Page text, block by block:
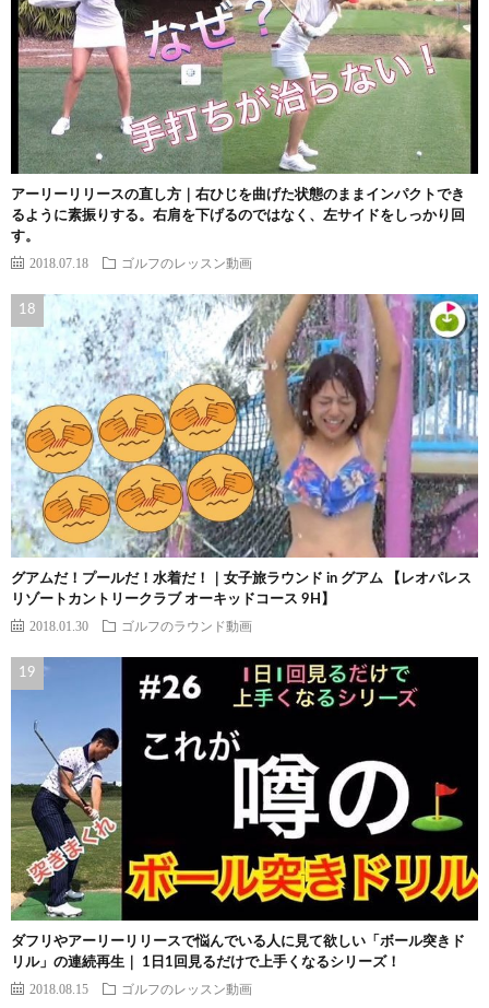
アーリーリリースの直し方｜右ひじを曲げた状態のままインパクトでき
るように素振りする。右肩を下げるのではなく、左サイドをしっかり回
す。
2018.07.18 ゴルフのレッスン動画
グアムだ！プールだ！水着だ！｜女子旅ラウンド in グアム 【レオパレス
リゾートカントリークラブ オーキッドコース 9H】
2018.01.30 ゴルフのラウンド動画
ダフリやアーリーリリースで悩んでいる人に見て欲しい「ボール突きド
リル」の連続再生｜ 1日1回見るだけで上手くなるシリーズ！
2018.08.15 ゴルフのレッスン動画